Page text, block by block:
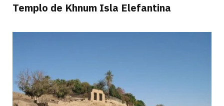
Templo de Khnum Isla Elefantina